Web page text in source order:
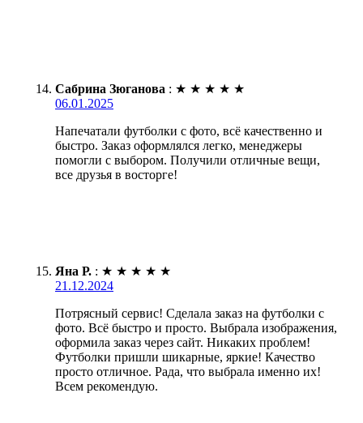
Сабрина Зюганова : ★ ★ ★ ★ ★
06.01.2025
Напечатали футболки с фото, всё качественно и
быстро. Заказ оформлялся легко, менеджеры
помогли с выбором. Получили отличные вещи,
все друзья в восторге!
Яна Р. : ★ ★ ★ ★ ★
21.12.2024
Потрясный сервис! Сделала заказ на футболки с
фото. Всё быстро и просто. Выбрала изображения,
оформила заказ через сайт. Никаких проблем!
Футболки пришли шикарные, яркие! Качество
просто отличное. Рада, что выбрала именно их!
Всем рекомендую.